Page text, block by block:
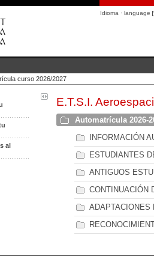
Idioma · language
curso 2026/2027
al
E.T.S.I.
Automatrícula 2026-
INFORMACIÓN
ESTUDIANTES
ANTIGUOS
CONTINUACIÓN
ADAPTACIONES